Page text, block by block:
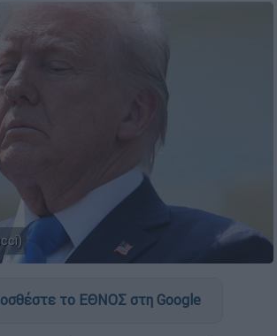
το ΕΘΝΟΣ στη Google